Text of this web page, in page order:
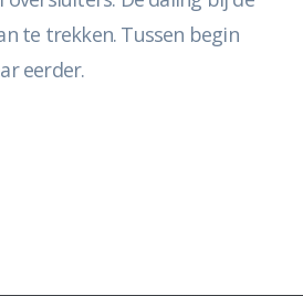
te trekken. Tussen begin
eerder.